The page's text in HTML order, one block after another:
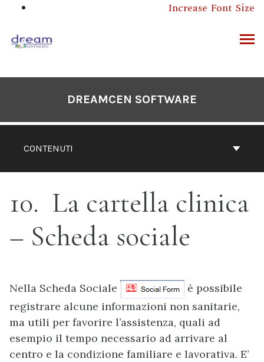
contenuto
Increase Font Size
CONTENUTI
DREAMCEN SOFTWARE
10 La cartella clinica
– Scheda sociale
Nella Scheda Sociale
è possibile
registrare alcune informazioni non sanitarie,
ma utili per favorire l’assistenza, quali ad
esempio il tempo necessario ad arrivare al
centro e la condizione familiare e lavorativa. E’